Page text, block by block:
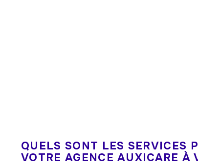
QUELS SONT LES SERVICES
VOTRE AGENCE AUXICARE À